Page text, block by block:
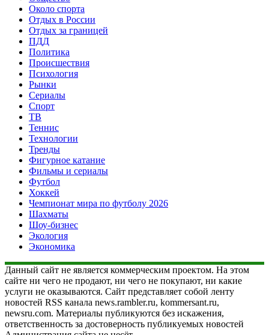
Около спорта
Отдых в России
Отдых за границей
ПДД
Политика
Происшествия
Психология
Рынки
Сериалы
Спорт
ТВ
Теннис
Технологии
Тренды
Фигурное катание
Фильмы и сериалы
Футбол
Хоккей
Чемпионат мира по футболу 2026
Шахматы
Шоу-бизнес
Экология
Экономика
Данный сайт не является коммерческим проектом. На этом
сайте ни чего не продают, ни чего не покупают, ни какие
услуги не оказываются. Сайт представляет собой ленту
новостей RSS канала news.rambler.ru, kommersant.ru,
newsru.com. Материалы публикуются без искажения,
ответственность за достоверность публикуемых новостей